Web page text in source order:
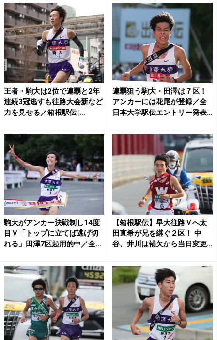
王者・駒大は2位で連覇と2年
連続3冠逃すも往路大会新など
力を見せる／箱根駅伝 |...
連覇狙う駒大・田澤は７区！
アンカーには花尾が登録／全
日本大学駅伝エントリー発表
駒大がアンカー決戦制し14度
目Ｖ「トップに立てば逃げ切
れる」田澤7区起用的中／全...
【箱根駅伝】早大往路Ｖへ太
田直希が兄を継ぐ２区！ 中
谷、井川は補欠から当日変更